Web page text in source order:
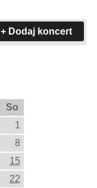
+ Dodaj koncert
So
1
8
15
22